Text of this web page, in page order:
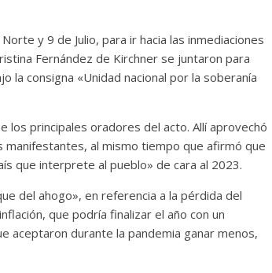
y 9 de Julio, para ir hacia las inmediaciones
Fernández de Kirchner se juntaron para
la consigna «Unidad nacional por la soberanía
los principales oradores del acto. Allí aprovechó
manifestantes, al mismo tiempo que afirmó que
que interprete al pueblo» de cara al 2023.
del ahogo», en referencia a la pérdida del
que podría finalizar el año con un
aceptaron durante la pandemia ganar menos,